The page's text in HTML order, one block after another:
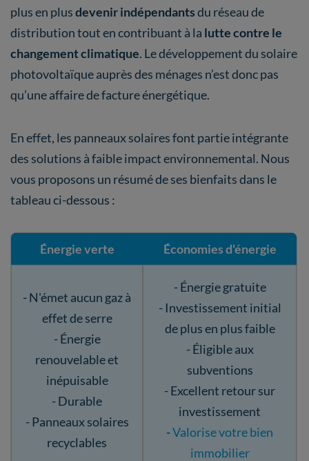
plus en plusdevenir indépendantsdu réseau de
distribution tout en contribuant à la lutte contre le
changement climatique. Le développement du solaire
photovoltaïque auprès des ménages n’est donc pas
qu’une affaire de facture énergétique.
En effet, les panneaux solaires font partie intégrante
des solutions à faible impact environnemental. Nous
vous proposons un résumé de ses bienfaits dans le
tableau ci-dessous :
Énergie verte Économies d'énergie
- N'émet aucun gaz à
effet de serre
- Énergie
renouvelable et
inépuisable
- Durable
- Panneaux solaires
recyclables
- Énergie gratuite
- Investissement initial
de plus en plus faible
- Éligible aux
subventions
- Excellent retour sur
investissement
-Valorise votre bien
immobilier